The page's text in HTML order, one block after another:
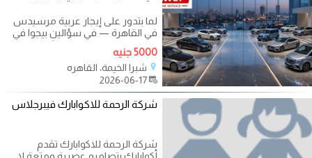
لما بتدور على إيجار عربية مرسيدس
في القاهرة — في سؤالين بيجوا في
دماغك في نفس الوقت: “هالاقي
5000 جنيه
شبرا الخيمة، القاهره
2026-06-17
شركة الرحمة للاكوابارك فيبرجلاس
شركة الرحمة للاكوابارك تقدم